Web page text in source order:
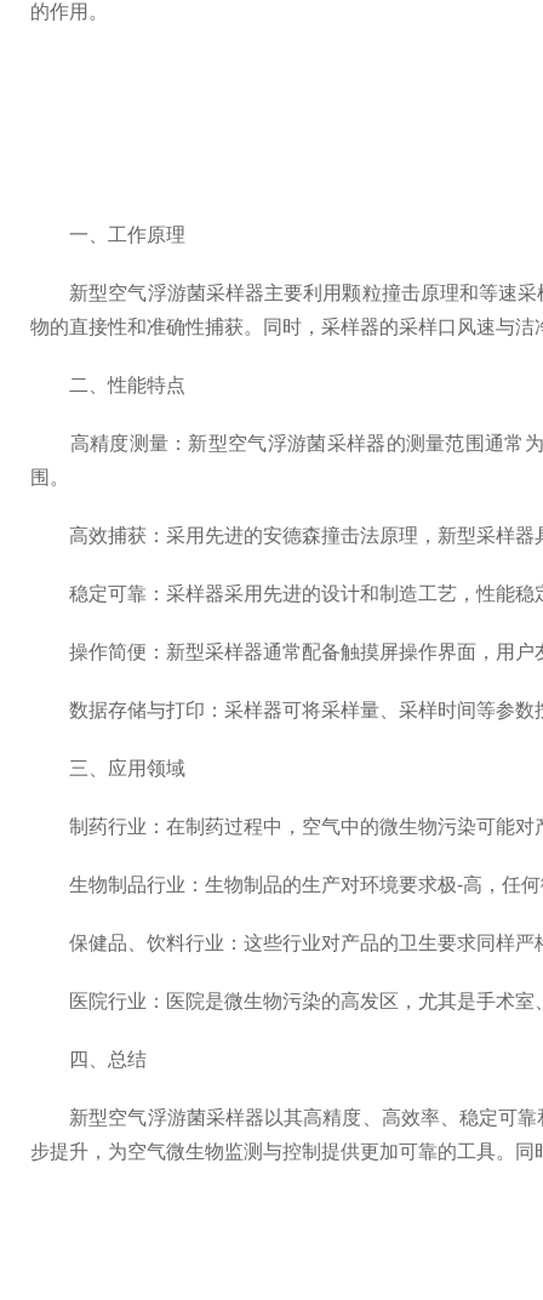
的作用。
一、工作原理
新型空气浮游菌采样器主要利用颗粒撞击原理和等速采
物的直接性和准确性捕获。同时，采样器的采样口风速与
二、性能特点
高精度测量：新型空气浮游菌采样器的测量范围通常为
围。
高效捕获：采用先进的安德森撞击法原理，新型采样器
稳定可靠：采样器采用先进的设计和制造工艺，性能稳
操作简便：新型采样器通常配备触摸屏操作界面，用户
数据存储与打印：采样器可将采样量、采样时间等参数
三、应用领域
制药行业：在制药过程中，空气中的微生物污染可能对
生物制品行业：生物制品的生产对环境要求极-高，任何
保健品、饮料行业：这些行业对产品的卫生要求同样严
医院行业：医院是微生物污染的高发区，尤其是手术室
四、总结
新型空气浮游菌采样器以其高精度、高效率、稳定可靠
步提升，为空气微生物监测与控制提供更加可靠的工具。